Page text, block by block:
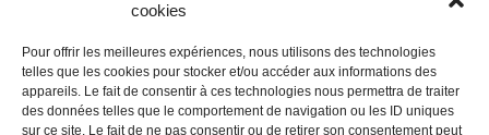
cookies
Pour offrir les meilleures expériences, nous utilisons des technologies
telles que les cookies pour stocker et/ou accéder aux informations des
appareils. Le fait de consentir à ces technologies nous permettra de traiter
des données telles que le comportement de navigation ou les ID uniques
sur ce site. Le fait de ne pas consentir ou de retirer son consentement peut
1020, rue Bouvier, suite 400,
Québec (Québec) G2K 0K9
info[]affluences.ca